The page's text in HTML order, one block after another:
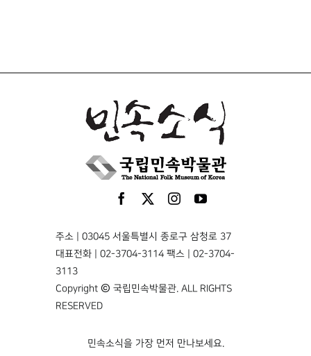
주소 | 03045 서울특별시 종로구 삼청로 37
대표전화 | 02-3704-3114 팩스 | 02-3704-
3113
Copyright © 국립민속박물관. ALL RIGHTS
RESERVED
민속소식을 가장 먼저 만나보세요.